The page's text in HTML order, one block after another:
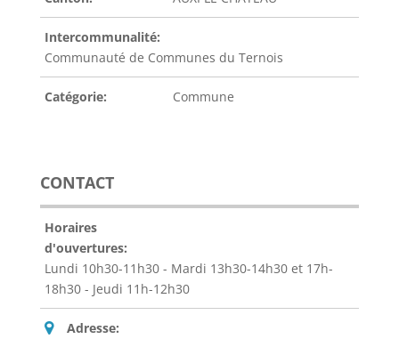
Intercommunalité:
Communauté de Communes du Ternois
Catégorie: Commune
CONTACT
Horaires
d'ouvertures:
Lundi 10h30-11h30 - Mardi 13h30-14h30 et 17h-
18h30 - Jeudi 11h-12h30
Adresse: